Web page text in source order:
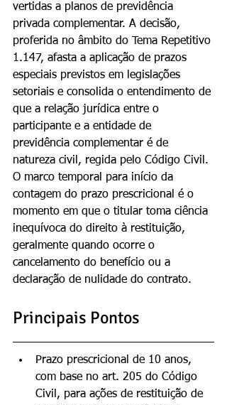
vertidas a planos de previdência
privada complementar. A decisão,
proferida no âmbito do Tema Repetitivo
1.147, afasta a aplicação de prazos
especiais previstos em legislações
setoriais e consolida o entendimento de
que a relação jurídica entre o
participante e a entidade de
previdência complementar é de
natureza civil, regida pelo Código Civil.
O marco temporal para início da
contagem do prazo prescricional é o
momento em que o titular toma ciência
inequívoca do direito à restituição,
geralmente quando ocorre o
cancelamento do benefício ou a
declaração de nulidade do contrato.
Principais Pontos
Prazo prescricional de 10 anos,
com base no art. 205 do Código
Civil, para ações de restituição de